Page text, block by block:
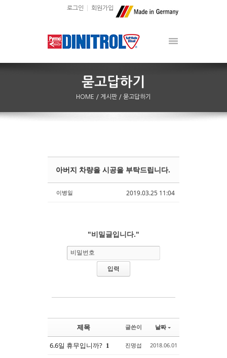
로그인 회원가입
HOME / 게시판 / 묻고답하기
2019.03.25 11:04
아버지 차량을 시공을 부탁드립니다.
이병일
"비밀글입니다."
비밀번호
제목 글쓴이 날짜
6.6일 휴무입니까? 1 진명섭 2018.06.01
Sketchbook5, 스케치북5
Sketchbook5, 스케치북5
Sketchbook5, 스케치북5
Sketchbook5, 스케치북5